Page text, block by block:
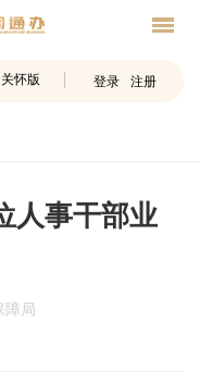
关怀版 登录 注册
人事干部业
障局